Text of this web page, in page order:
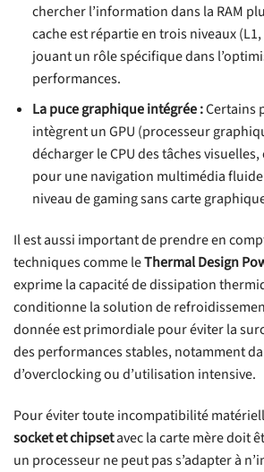
chercher l’information dans la RAM
cache est répartie en trois niveaux (L1,
jouant un rôle spécifique dans
performances.
La puce graphique intégrée :Certains
intègrent un GPU (processeur
décharger le CPU des tâches
pour une navigation multimédia
niveau de gaming sans carte
Il est aussi important de prendre en
techniques comme leThermal Design
exprime la capacité de dissipation
conditionne la solution de
donnée est primordiale pour éviter la
des performances stables, notamment
d’overclocking ou d’utilisation intensive.
Pour éviter toute incompatibilité
socket et chipsetavec la carte mère doit
un processeur ne peut pas s’adapter à